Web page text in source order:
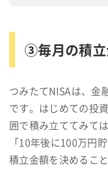
③毎月の積立
つみたてNISAは、金
です。はじめての投
囲で積み立ててみて
「10年後に100万円
積立金額を決めるこ